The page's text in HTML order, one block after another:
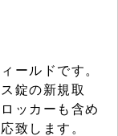
ールドです。
錠の新規取
ッカーも含め
致します。